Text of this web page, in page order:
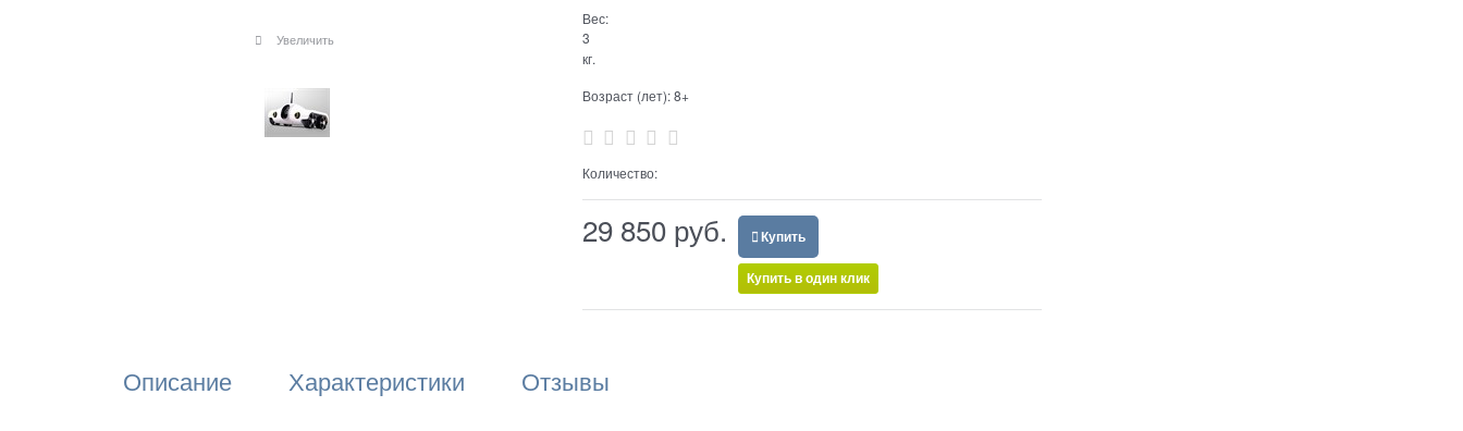
Увеличить
Вес:
3
кг.
Возраст (лет):8+
Количество:
29 850 руб. Купить
Купить в один клик
Описание Характеристики Отзывы